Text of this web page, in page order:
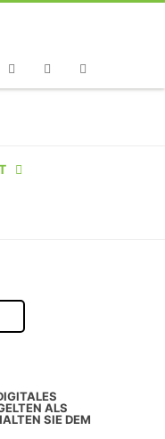
MIT 11-50 MA
ALS
SIE DEM